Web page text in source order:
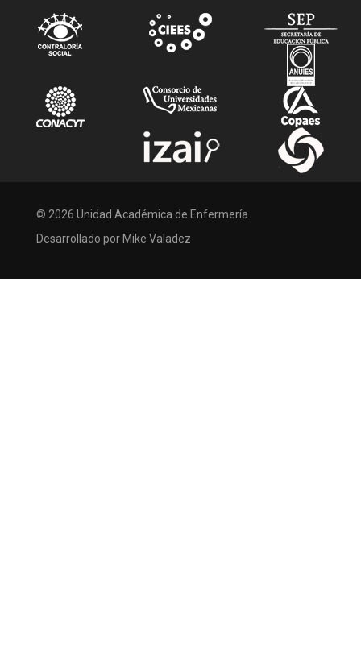
© 2026 Unidad Académica de Enfermería
Desarrollado por Mike Valadez